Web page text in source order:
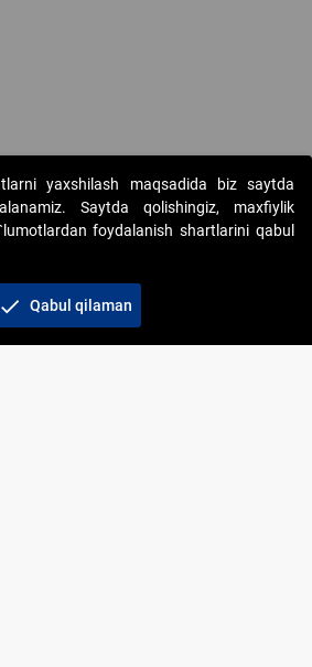
onlayn-auksionlarni
himoyalangan
yaxshilash maqsadida biz saytda
Saytda qolishingiz, maxfiylik
foydalanish shartlarini qabul
check Qabul qilaman